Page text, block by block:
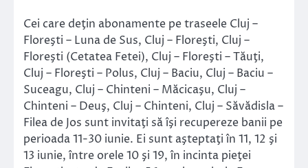
Cei care deţin abonamente pe traseele Cluj –
Floreşti – Luna de Sus, Cluj – Floreşti, Cluj –
Floreşti (Cetatea Fetei), Cluj – Floreşti – Tăuţi,
Cluj – Floreşti – Polus, Cluj – Baciu, Cluj – Baciu –
Suceagu, Cluj – Chinteni – Măcicaşu, Cluj –
Chinteni – Deuş, Cluj – Chinteni, Cluj – Săvădisla –
Filea de Jos sunt invitaţi să îşi recupereze banii pe
perioada 11-30 iunie. Ei sunt aşteptaţi în 11, 12 şi
13 iunie, între orele 10 şi 19, în incinta pieţei